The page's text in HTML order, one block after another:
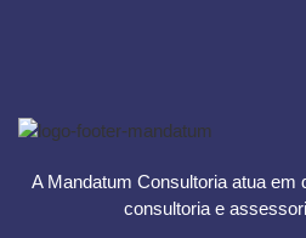
A Mandatum Consultoria atua em
consultoria e